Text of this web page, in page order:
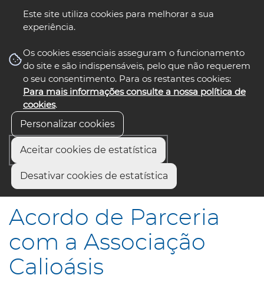
Este site utiliza cookies para melhorar a sua
experiência.
Os cookies essenciais asseguram o funcionamento
do site e são indispensáveis, pelo que não requerem
o seu consentimento. Para os restantes cookies:
Para mais informações consulte a nossa política de
cookies.
Personalizar cookies
Aceitar cookies de estatística
Desativar cookies de estatística
nos select language
Início
Acordo de Parceria com a Associação Calioásis
Acordo de Parceria
com a Associação
Calioásis